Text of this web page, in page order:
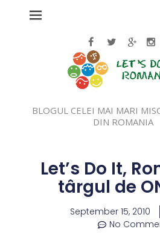
BLOGUL CELEI MAI MARI
DIN ROMANIA
Let’s Do It,
târgul de
September 15, 2010
No